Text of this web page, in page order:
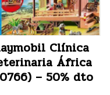
Clínica
África
– 50% dto